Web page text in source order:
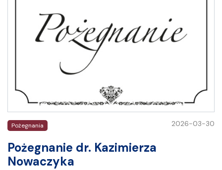
Pożegnania 2026-03-30
Pożegnanie dr. Kazimierza
Nowaczyka